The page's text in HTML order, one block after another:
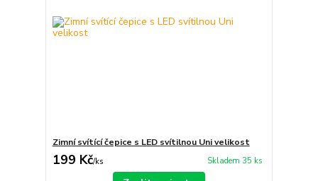
Zimní svítící čepice s LED svítilnou Uni velikost
199 Kč/ks Skladem 35 ks